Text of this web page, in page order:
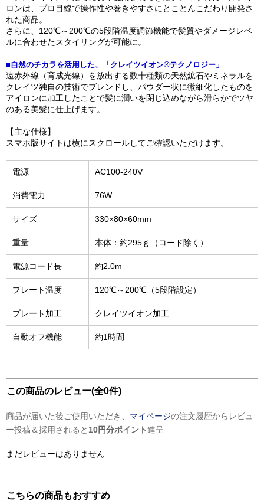
ロンは、プロ目線で操作性や巻きやすさにとことんこだわり開発さ
れた商品。
さらに、120℃～200℃の5段階温度調節機能で髪質やダメージレベ
ルに合わせたスタイリングが可能に。
■自然のチカラを活用した、「クレイツイオン®テクノロジー」
遠赤外線（育成光線）を放出する数十種類の天然鉱石やミネラルを
クレイツ独自の技術でブレンドし、パウダー状に微細化したものを
アイロンに加工したことで髪に潤いを閉じ込めながら滑らかでツヤ
のある美髪に仕上げます。
【主な仕様】
スマホ版サイトは横にスクロールしてご確認いただけます。
電源 AC100-240V
消費電力 76W
サイズ 330×80×60mm
重量 本体：約295ｇ（コード除く）
電源コード長 約2.0m
プレート温度 120℃～200℃（5段階設定）
プレート加工 クレイツイオン加工
自動オフ機能 約1時間
この商品のレビュー(全0件)
商品が届いた後ご使用いただき、 マイページの注文履歴からレビュ
ー投稿＆採用されると 10円分ポイント進呈
まだレビューはありません
こちらの商品もおすすめ